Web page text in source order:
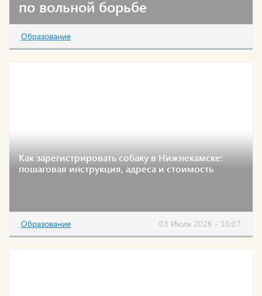
по вольной борьбе
Образование
Как зарегистрировать собаку в Нижнекамске:
пошаговая инструкция, адреса и стоимость
Образование 03 Июля 2026 - 10:07